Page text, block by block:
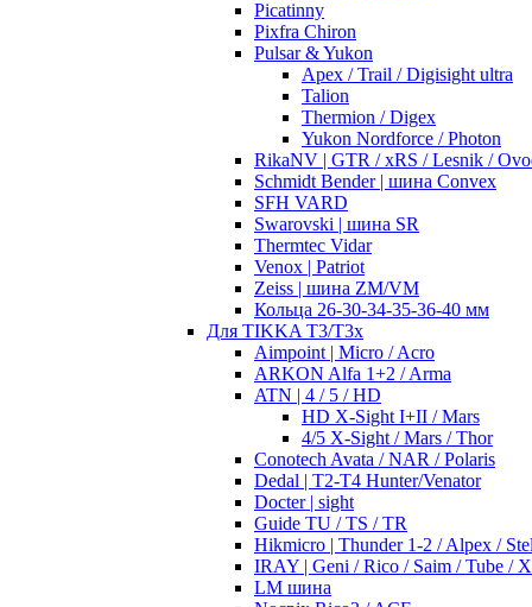
Picatinny
Pixfra Chiron
Pulsar & Yukon
Apex / Trail / Digisight ultra
Talion
Thermion / Digex
Yukon Nordforce / Photon
RikaNV | GTR / xRS / Lesnik /
Schmidt Bender | шина Convex
SFH VARD
Swarovski | шина SR
Thermtec Vidar
Venox | Patriot
Zeiss | шина ZM/VM
Кольца 26-30-34-35-36-40 мм
Для TIKKA T3/T3x
Aimpoint | Micro / Acro
ARKON Alfa 1+2 / Arma
ATN | 4 / 5 / HD
HD X-Sight I+II / Mars
4/5 X-Sight / Mars / Thor
Conotech Avata / NAR / Polaris
Dedal | T2-T4 Hunter/Venator
Docter | sight
Guide TU / TS / TR
Hikmicro | Thunder 1-2 / Alpex /
IRAY | Geni / Rico / Saim / Tube /
LM шина